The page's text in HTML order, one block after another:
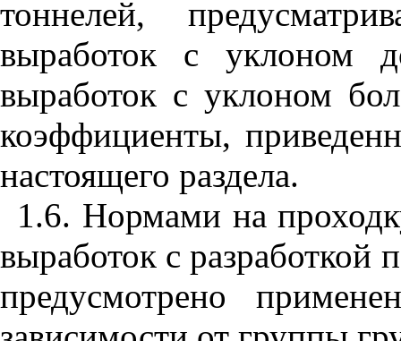
тоннелей,
выработок с уклоном
выработок с уклоном
коэффициенты,
настоящего раздела.
1.6. Нормами на
выработок с
предусмотрено